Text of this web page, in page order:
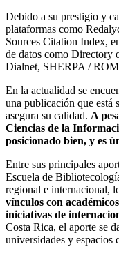
Debido a su prestigio y
plataformas como
Sources Citation Index,
de datos como Directory
Dialnet, SHERPA /
En la actualidad se
una publicación que está
asegura su calidad. A
Ciencias de la
posicionado bien, y es
Entre sus principales
Escuela de
regional e internacional,
vínculos con
iniciativas de
Costa Rica, el aporte se
universidades y espacios